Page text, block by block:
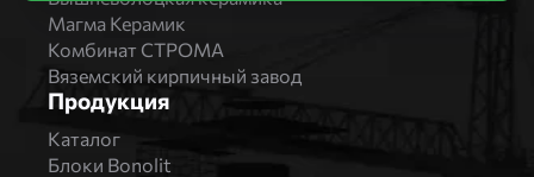
Магма Керамик
Комбинат СТРОМА
Вяземский кирпичный завод
Продукция
Каталог
Блоки Bonolit